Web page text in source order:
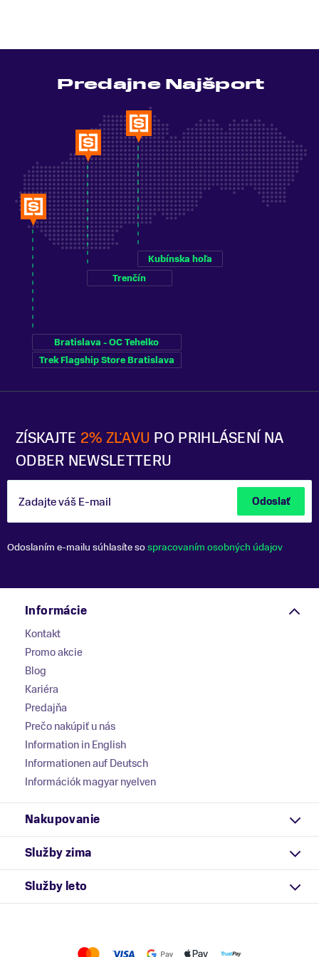
ZÍSKAJTE 2% ZĽAVU PO PRIHLÁSENÍ NA
ODBER NEWSLETTERU
Zadajte váš E-mail Odoslať
Odoslaním e-mailu súhlasíte sospracovaním osobných údajov
Predajne Najšport
Bratislava - OC Tehelko
Trek Flagship Store Bratislava
Trenčín
Kubínska hoľa
Informácie
Kontakt
Promo akcie
Blog
Kariéra
Predajňa
Prečo nakúpiť u nás
Information in English
Informationen auf Deutsch
Információk magyar nyelven
Nakupovanie
Služby zima
Služby leto